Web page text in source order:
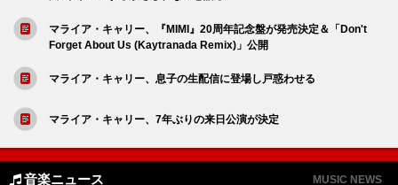
マライア・キャリー、『MIMI』20周年記念盤が発売決定＆「Don't
Forget About Us (Kaytranada Remix)」公開
マライア・キャリー、息子の生配信に登場し戸惑わせる
マライア・キャリー、7年ぶりの来日公演が決定
音楽ニュース MUSIC NEWS